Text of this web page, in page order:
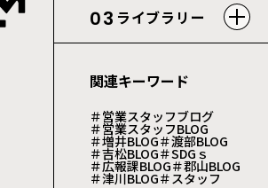
03 ライブラリー
関連キーワード
＃営業スタッフブログ
＃営業スタッフBLOG
＃増井BLOG＃渡部BLOG
＃吉松BLOG＃SDGｓ
＃広報課BLOG＃郡山BLOG
＃津川BLOG＃スタッフ